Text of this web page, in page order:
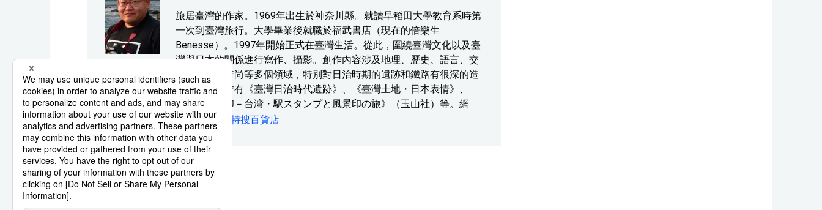
旅居臺灣的作家。1969年出生於神奈川縣。就讀早稻田大學教育系時第
一次到臺灣旅行。大學畢業後就職於福武書店（現在的倍樂生
Benesse）。1997年開始正式在臺灣生活。從此，圍繞臺灣文化以及臺
灣與日本的關係進行寫作、攝影。創作內容涉及地理、歷史、語言、交
通、溫泉、時尚等多個領域，特別對日治時期的遺跡和鐵路有很深的造
詣。主要著作有《臺灣日治時代遺跡》、《臺灣土地・日本表情》、
《臺灣風景印－台湾・駅スタンプと風景印の旅》（玉山社）等。網
站：
臺灣特搜百貨店
系列報導